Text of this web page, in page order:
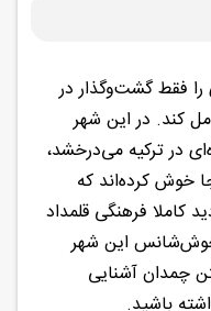
فقط گشت‌وگذار در
کند. در این شهر
در ترکیه می‌درخشد،
خوش کرده‌اند که
کاملا فرهنگی قلمداد
این شهر
چمدان آشنایی
باشید.